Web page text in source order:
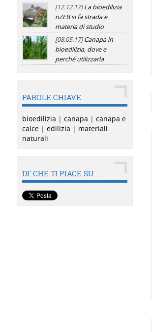
[12.12.17]La bioedilizia
nZEB si fa strada e
materia di studio
[08.05.17]Canapa in
bioedilizia, dove e
perché utilizzarla
PAROLE CHIAVE
bioedilizia | canapa | canapa e
calce| edilizia | materiali
naturali
DI' CHE TI PIACE SU...